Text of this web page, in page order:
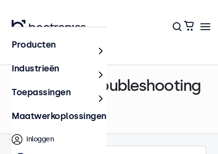
Support & Troubleshooting
Producten
Industrieën
Toepassingen
Maatwerkoplossingen
Inloggen